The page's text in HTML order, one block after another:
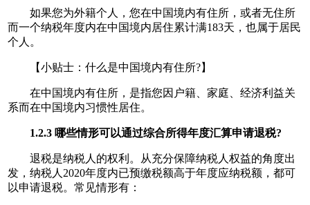
如果您为外籍个人，您在中国境内有住所，或者无住所
而一个纳税年度内在中国境内居住累计满183天，也属于居民
个人。
【小贴士：什么是中国境内有住所?】
在中国境内有住所，是指您因户籍、家庭、经济利益关
系而在中国境内习惯性居住。
1.2.3 哪些情形可以通过综合所得年度汇算申请退税?
退税是纳税人的权利。从充分保障纳税人权益的角度出
发，纳税人2020年度内已预缴税额高于年度应纳税额，都可
以申请退税。常见情形有：